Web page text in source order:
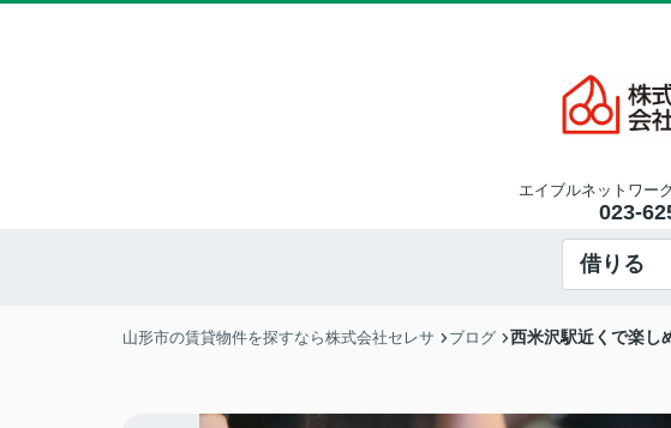
エイブルネットワー
023-
借りる
山形市の賃貸物件を探すなら株式会社セレサ ブログ 西米沢駅近くで楽し